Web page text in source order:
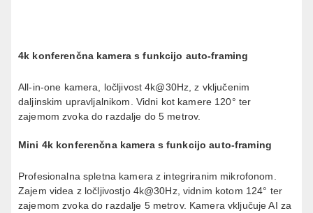
4k konferenčna kamera s funkcijo auto-framing
All-in-one kamera, ločljivost 4k@30Hz, z vključenim
daljinskim upravljalnikom. Vidni kot kamere 120° ter
zajemom zvoka do razdalje do 5 metrov.
Mini 4k konferenčna kamera s funkcijo auto-framing
Profesionalna spletna kamera z integriranim mikrofonom.
Zajem videa z ločljivostjo 4k@30Hz, vidnim kotom 124° ter
zajemom zvoka do razdalje 5 metrov. Kamera vključuje AI za